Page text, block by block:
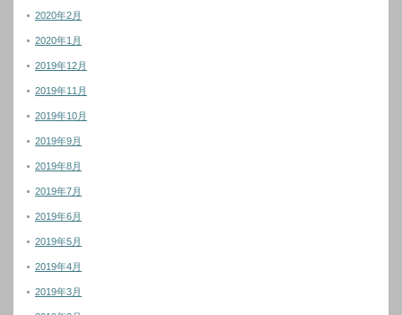
2020年2月
2020年1月
2019年12月
2019年11月
2019年10月
2019年9月
2019年8月
2019年7月
2019年6月
2019年5月
2019年4月
2019年3月